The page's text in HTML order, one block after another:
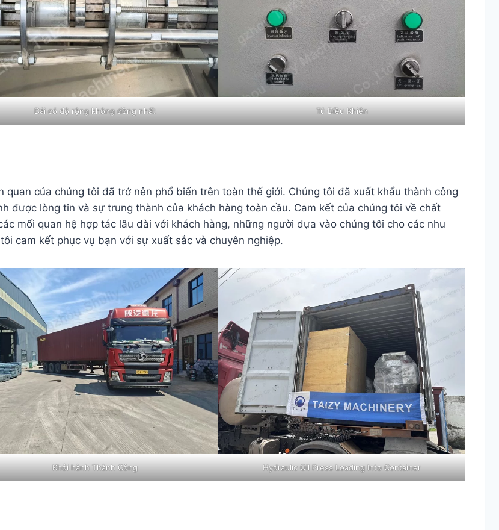
Dải có độ rộng không đồng nhất Tủ Điều Khiển
của chúng tôi đã trở nên phổ biến trên toàn thế giới. Chúng tôi đã xuất khẩu thành công
được lòng tin và sự trung thành của khách hàng toàn cầu. Cam kết của chúng tôi về chất
mối quan hệ hợp tác lâu dài với khách hàng, những người dựa vào chúng tôi cho các nhu
cam kết phục vụ bạn với sự xuất sắc và chuyên nghiệp.
Khởi hành Thành Công Hydraulic Oil Press Loading Into Container